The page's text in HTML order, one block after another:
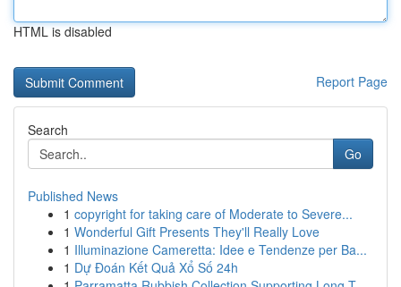
HTML is disabled
Report Page
Search
Go
Published News
1 copyright for taking care of Moderate to Severe...
1 Wonderful Gift Presents They'll Really Love
1 Illuminazione Cameretta: Idee e Tendenze per Ba...
1 Dự Đoán Kết Quả Xổ Số 24h